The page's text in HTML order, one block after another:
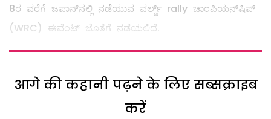
8ರ ವರೆಗೆ ಜಪಾನ್‌ನಲ್ಲಿ ನಡೆಯುವ ವರ್ಲ್ಡ್ rally ಚಾಂಪಿಯನ್‌ಷಿಪ್
(WRC) ಈವೆಂಟ್ ಜೊತೆಗೆ ನಡೆಯಲಿದೆ.
आगे की कहानी पढ़ने के लिए सब्सक्राइब
करें